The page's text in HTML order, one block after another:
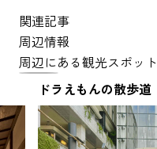
関連記事
周辺情報
周辺にある観光スポット
ドラえもんの散歩道